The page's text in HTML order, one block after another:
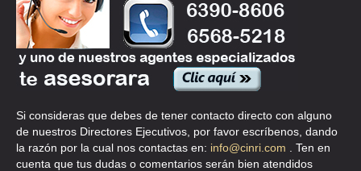
Si consideras que debes de tener contacto directo con alguno
de nuestros Directores Ejecutivos, por favor escríbenos, dando
la razón por la cual nos contactas en: info@cinri.com
. Ten en
cuenta que tus dudas o comentarios serán bien atendidos